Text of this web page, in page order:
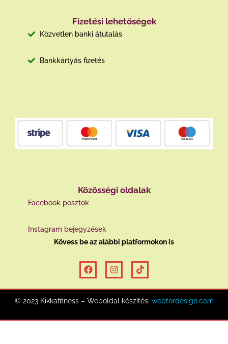
Fizetési lehetőségek
Közvetlen banki átutalás
Bankkártyás fizetés
Közösségi oldalak
Facebook posztok
Instagram bejegyzések
Kövess be az alábbi platformokon is
© 2023 Kikkafitness – Weboldal készítés: webtordesign.com